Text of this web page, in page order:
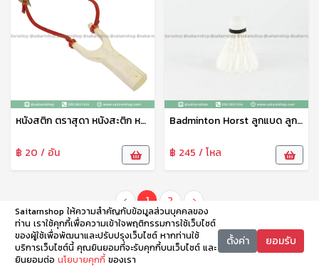
หนังสติก ตราสุดา หนังสะติก หนังกะติก ทำจากไม้ ตัวหนังทำจากยางพาราอย่างดี แข็งแรง ทนทาน
฿ 20 / อัน
Badminton Horst ลูกแบด ลูกแบดมินตั้น ลูกขนไก่ 1หลอด12ลูก ตราม้า
฿ 245 / โหล
‹ 1 2 ›
Saitarnshop ให้ความสำคัญกับข้อมูลส่วนบุคคลของ
ท่าน เราใช้คุกกี้เพื่อความเข้าใจพฤติกรรมการใช้เว็บไซต์
ของผู้ใช้เพื่อพัฒนาและปรับปรุงเว็บไซต์ หากท่านใช้
บริการเว็บไซต์นี้ คุณยินยอมที่จะรับคุกกี้บนเว็บไซต์ และ
ยินยอมต่อ นโยบายคุกกี้ ของเรา
ตั้งค่า ยอมรับ